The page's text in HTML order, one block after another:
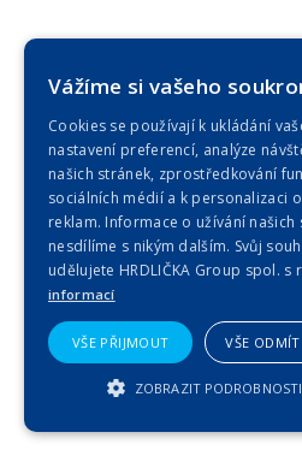
Vážíme si vašeho
Cookies se používají k ukládání
nastavení preferencí, analýze
našich stránek, zprostředkování
sociálních médií a k personalizaci
reklam. Informace o užívání našich
nesdílíme s nikým dalším. Svůj
udělujete HRDLIČKA Group spol. s
informací
VŠE PŘIJMOUT VŠE
ZOBRAZIT PODROBNOSTI
NEZBYTNĚ NUTNÉ SOUBORY